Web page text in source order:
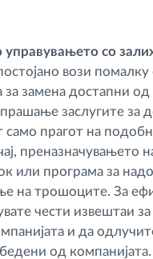
управувањето со
вози
замена достапни
заслугите за
само прагот на
преназначувањето
или програма за
на трошоците. За
чести извештаи
и да
од компанијата.